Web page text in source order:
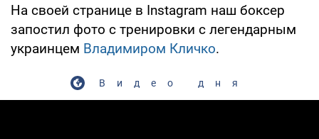
На своей странице в Instagram наш боксер
запостил фото с тренировки с легендарным
украинцем Владимиром Кличко.
Видео дня